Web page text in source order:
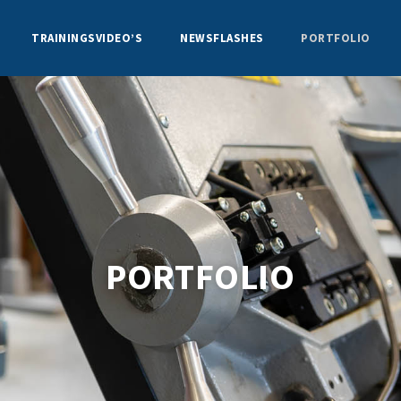
TRAININGSVIDEO’S NEWSFLASHES PORTFOLIO
PORTFOLIO